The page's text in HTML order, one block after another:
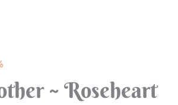
~ Roseheart